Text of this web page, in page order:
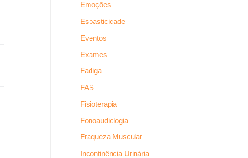
Emoções
Espasticidade
Eventos
Exames
Fadiga
FAS
Fisioterapia
Fonoaudiologia
Fraqueza Muscular
Incontinência Urinária